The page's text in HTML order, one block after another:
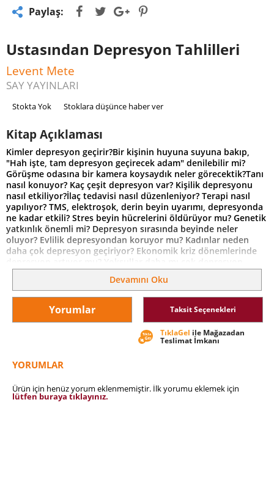
Paylaş:
Ustasından Depresyon Tahlilleri
Levent Mete
SAY YAYINLARI
Stokta Yok Stoklara düşünce haber ver
Kitap Açıklaması
Kimler depresyon geçirir?Bir kişinin huyuna suyuna bakıp,
"Hah işte, tam depresyon geçirecek adam" denilebilir mi?
Görüşme odasına bir kamera koysaydık neler görecektik?Tanı
nasıl konuyor? Kaç çeşit depresyon var? Kişilik depresyonu
nasıl etkiliyor?İlaç tedavisi nasıl düzenleniyor? Terapi nasıl
yapılıyor? TMS, elektroşok, derin beyin uyarımı, depresyonda
ne kadar etkili? Stres beyin hücrelerini öldürüyor mu? Genetik
yatkınlık önemli mi? Depresyon sırasında beyinde neler
oluyor? Evlilik depresyondan koruyor mu? Kadınlar neden
daha çok depresyon geçiriyor? Ekonomik kriz dönemlerinde
depresyon artıyor mu? Yoksullar daha mı çok depresyon
geçiriyor? Huzurlu kırlar bir masal mı? Kişi intihar ederken
aslında kimi öldürmeye çalışıyor?Bu sorulara, bir terapist,
depresyon konusunda çalışan bir araştırmacı, kendisi ve
yakınları depresyon geçiren bir kişi nasıl bakar? Elinizde
tuttuğunuz kitabı bitirdiğinizde, tüm bakış açılarını denemiş,
çağın hastalığını her yönüyle gözden geçirmiş olacaksınız.
Devamını Oku
Yorumlar Taksit Seçenekleri
TıklaGel ile Mağazadan
Teslimat İmkanı
YORUMLAR
Ürün için henüz yorum eklenmemiştir. İlk yorumu eklemek için
lütfen buraya tıklayınız.